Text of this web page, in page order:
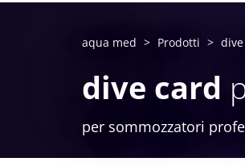
aqua med Prodotti
dive card
per sommozzatori